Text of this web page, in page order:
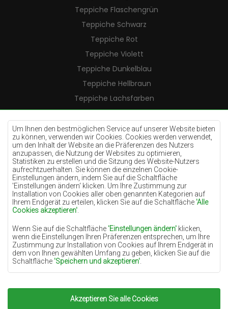
Um Ihnen den bestmöglichen Service auf unserer Website bieten
zu können, verwenden wir Cookies. Cookies werden verwendet,
um den Inhalt der Website an die Präferenzen des Nutzers
anzupassen, die Nutzung der Websites zu optimieren,
Statistiken zu erstellen und die Sitzung des Website-Nutzers
aufrechtzuerhalten. Sie können die einzelnen Cookie-
Einstellungen ändern, indem Sie auf die Schaltfläche
'Einstellungen ändern‘ klicken. Um Ihre Zustimmung zur
Installation von Cookies aller oben genannten Kategorien auf
Ihrem Endgerät zu erteilen, klicken Sie auf die Schaltfläche 'Alle
Cookies akzeptieren'
Wenn Sie auf die Schaltfläche 'Einstellungen ändern' klicken,
wenn die Einstellungen Ihren Präferenzen entsprechen, um Ihre
Zustimmung zur Installation von Cookies auf Ihrem Endgerät in
dem von Ihnen gewählten Umfang zu geben, klicken Sie auf die
Schaltfläche 'Speichern und akzeptieren'
Grundlage für die Verarbeitung das berechtigte Interesse des
Datenverwalters (TEPPICHECHEMEX) oder Dritter in Form der
Bereitstellung qualitativ hochwertiger Dienste auf unserer
Akzeptieren Sie alle Cookies
Teppiche Flaschengrün
Teppiche Schwarz
Teppiche Rot
Teppiche Violett
Teppiche Dunkelblau
Teppiche Hellbraun
Teppiche Lachsfarben
Teppiche Cremefarben
Teppiche Lilac
Teppiche Gelb
Teppiche Pfefferminz
Teppiche Blau
Teppiche Orange
Teppiche Rosa
Teppiche Terrakotte
Teppiche Grün
Teppiche Golden
Copyright 2022Teppiche Chemex.Alle Rechte